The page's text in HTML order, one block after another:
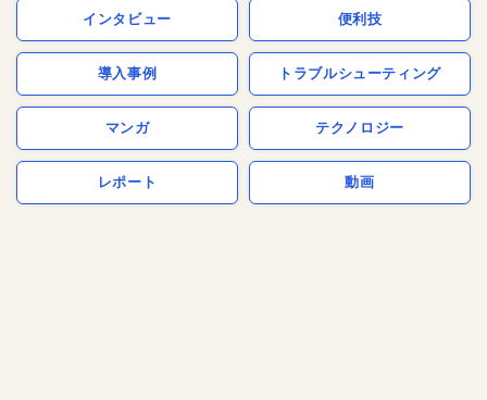
インタビュー 便利技
導入事例 トラブルシューティング
マンガ テクノロジー
レポート 動画